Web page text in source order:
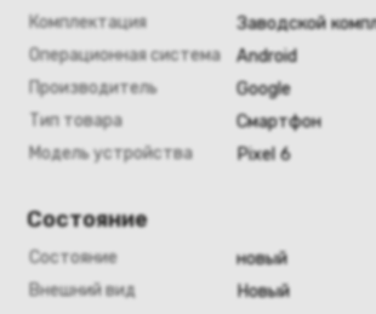
Комплектация
Заводской
Операционная система
Android
Производитель
Google
Тип товара
Смартфон
Модель устройства
Pixel 6
Состояние
Состояние
новый
Внешний вид
Новый